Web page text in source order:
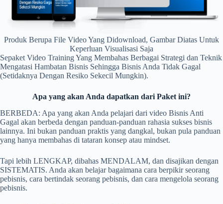
Produk Berupa File Video Yang Didownload, Gambar Diatas Untuk
Keperluan Visualisasi Saja
Sepaket Video Training Yang Membahas Berbagai Strategi dan Teknik
Mengatasi Hambatan Bisnis Sehingga Bisnis Anda Tidak Gagal
(Setidaknya Dengan Resiko Sekecil Mungkin).
Apa yang akan Anda dapatkan dari Paket ini?
BERBEDA: Apa yang akan Anda pelajari dari video Bisnis Anti
Gagal akan berbeda dengan panduan-panduan rahasia sukses bisnis
lainnya. Ini bukan panduan praktis yang dangkal, bukan pula panduan
yang hanya membahas di tataran konsep atau mindset.
Tapi lebih LENGKAP, dibahas MENDALAM, dan disajikan dengan
SISTEMATIS. Anda akan belajar bagaimana cara berpikir seorang
pebisnis, cara bertindak seorang pebisnis, dan cara mengelola seorang
pebisnis.